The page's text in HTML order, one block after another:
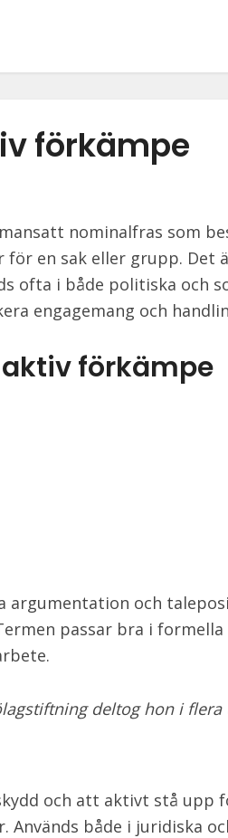
förkämpe
nominalfras som
för en sak eller grupp. Det
ofta i både politiska och
engagemang och
förkämpe
argumentation och
passar bra i formella
deltog hon i flera
och att aktivt stå upp
både i juridiska